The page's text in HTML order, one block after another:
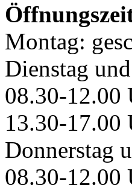
Montag:
Dienstag
08.30-12.00
13.30-17.00
Donnerstag
08.30-12.00